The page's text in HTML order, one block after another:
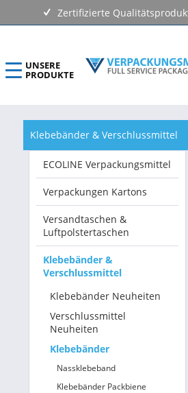
Zertifizierte
UNSERE
PRODUKTE
ECOLINE Verpackungsmittel
Verpackungen Kartons
Versandtaschen &
Klebebänder &
Kennzeichnungsmittel &
Beutel & Folien
Verpackungsmaterial &
Betriebsausstattung &
Tragetaschen &
Klebebänder & Verschlussmittel
ECOLINE Verpackungsmittel
Verpackungen Kartons
Versandtaschen &
Luftpolstertaschen
Klebebänder &
Verschlussmittel
Klebebänder Neuheiten
Verschlussmittel
Neuheiten
Klebebänder
Nassklebeband
Klebebänder Packbiene